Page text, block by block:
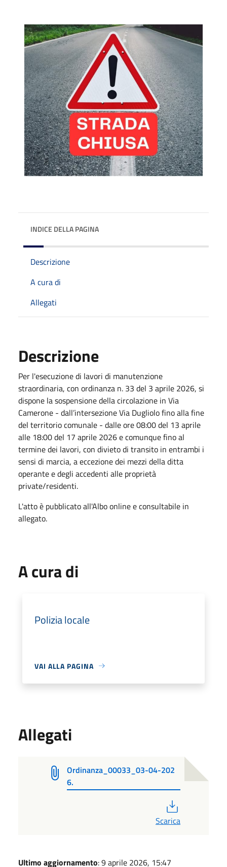
INDICE DELLA PAGINA
Descrizione
A cura di
Allegati
Descrizione
Per l'esecuzione di lavori di manutenzione
straordinaria, con ordinanza n. 33 del 3 aprile 2026, si
dispone la sospensione della circolazione in Via
Camerone - dall’intersezione Via Dugliolo fino alla fine
del territorio comunale - dalle ore 08:00 del 13 aprile
alle 18:00 del 17 aprile 2026 e comunque fino al
termine dei lavori, con divieto di transito in entrambi i
sensi di marcia, a eccezione dei mezzi della ditta
operante e degli accedenti alle proprietà
private/residenti.
L'atto è pubblicato all'Albo online e consultabile in
allegato.
A cura di
Polizia locale
VAI ALLA PAGINA
Allegati
Ordinanza_00033_03-04-202
6.
Scarica
Ultimo aggiornamento: 9 aprile 2026, 15:47